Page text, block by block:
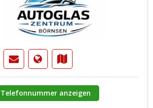
Telefonnummer anzeigen